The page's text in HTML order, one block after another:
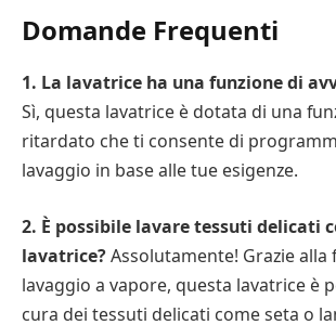
Domande Frequenti
1. La lavatrice ha una funzione di
Sì, questa lavatrice è dotata di una
ritardato che ti consente di
lavaggio in base alle tue esigenze.
2. È possibile lavare tessuti delicati
lavatrice?Assolutamente! Grazie alla
lavaggio a vapore, questa lavatrice è
cura dei tessuti delicati come seta o